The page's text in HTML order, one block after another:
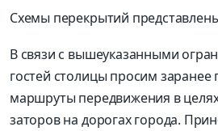
Схемы перекрытий
В связи с вышеуказанными
гостей столицы просим заранее
маршруты передвижения в
заторов на дорогах города.